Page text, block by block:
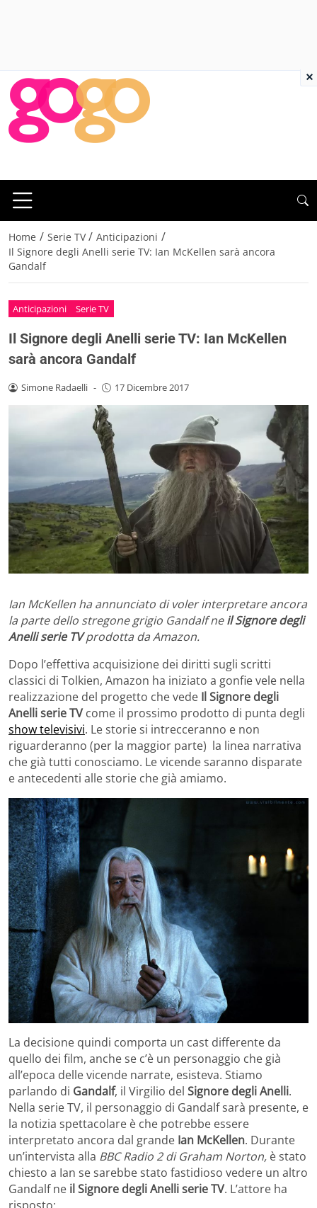
Home / Serie TV / Anticipazioni /
Il Signore degli Anelli serie TV: Ian McKellen sarà ancora
Gandalf
Anticipazioni Serie TV
Il Signore degli Anelli serie TV: Ian McKellen
sarà ancora Gandalf
Simone Radaelli - 17 Dicembre 2017
Ian McKellen ha annunciato di voler interpretare ancora
la parte dello stregone grigio Gandalf neil Signore degli
Anelli serie TVprodotta da Amazon.
Dopo l’effettiva acquisizione dei diritti sugli scritti
classici di Tolkien, Amazon ha iniziato a gonfie vele nella
realizzazione del progetto che vede Il Signore degli
Anelli serie TVcome il prossimo prodotto di punta degli
show televisivi. Le storie si intrecceranno e non
riguarderanno (per la maggior parte) la linea narrativa
che già tutti conosciamo. Le vicende saranno disparate
e antecedenti alle storie che già amiamo.
La decisione quindi comporta un cast differente da
quello dei film, anche se c’è un personaggio che già
all’epoca delle vicende narrate, esisteva. Stiamo
parlando di Gandalf, il Virgilio del Signore degli Anelli.
Nella serie TV, il personaggio di Gandalf sarà presente, e
la notizia spettacolare è che potrebbe essere
interpretato ancora dal grande Ian McKellen. Durante
un’intervista alla BBC Radio 2 di Graham Norton, è stato
chiesto a Ian se sarebbe stato fastidioso vedere un altro
Gandalf ne il Signore degli Anelli serie TV. L’attore ha
×